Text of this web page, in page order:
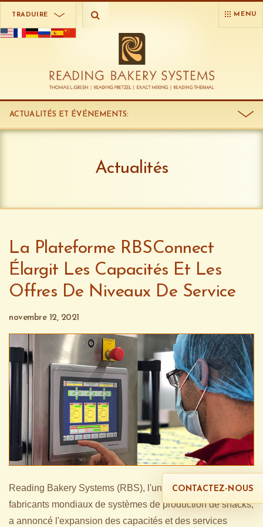
TRADUIRE MENU
ACTUALITÉS ET ÉVÉNEMENTS:
Actualités
La Plateforme RBSConnect
Élargit Les Capacités Et Les
Offres De Niveaux De Service
novembre 12, 2021
Reading Bakery Systems (RBS), l'un des principaux
fabricants mondiaux de systèmes de production de snacks,
a annoncé l'expansion des capacités et des services
CONTACTEZ-NOUS